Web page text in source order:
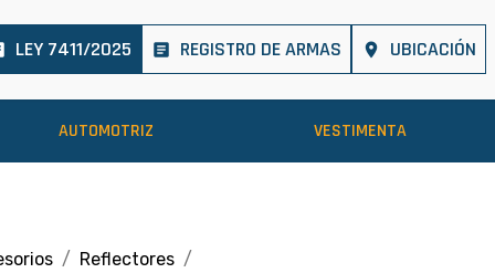
LEY 7411/2025 article REGISTRO DE ARMAS place UBICACIÓN
AUTOMOTRIZ VESTIMENTA
Reflectores